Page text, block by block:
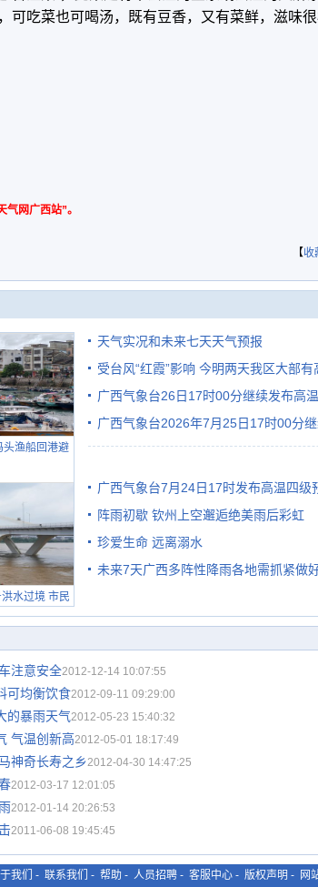
可吃菜也可喝汤，既有豆香，又有菜鲜，滋味
网广西站”。
【收
头渔船回港避
水过境 市民
天气实况和未来七天天气预报
受台风“红霞”影响 今明两天我区大部
有较强降雨
广西气象台26日17时00分继续发布高
广西气象台2026年7月25日17时00分
广西气象台7月24日17时发布高温四级
阵雨初歇 钦州上空邂逅绝美雨后彩虹
珍爱生命 远离溺水
未来7天广西多阵性降雨各地需抓紧做
注意安全2012-12-14 10:07:55
可均衡饮食2012-09-11 09:29:00
的暴雨天气2012-05-23 15:40:32
气温创新高2012-05-01 18:17:49
神奇长寿之乡2012-04-30 14:47:25
2012-03-17 12:01:05
2012-01-14 20:26:53
2011-06-08 19:45:45
我们 - 联系我们 - 帮助 - 人员招聘 - 客服中心 - 版权声明 - 网